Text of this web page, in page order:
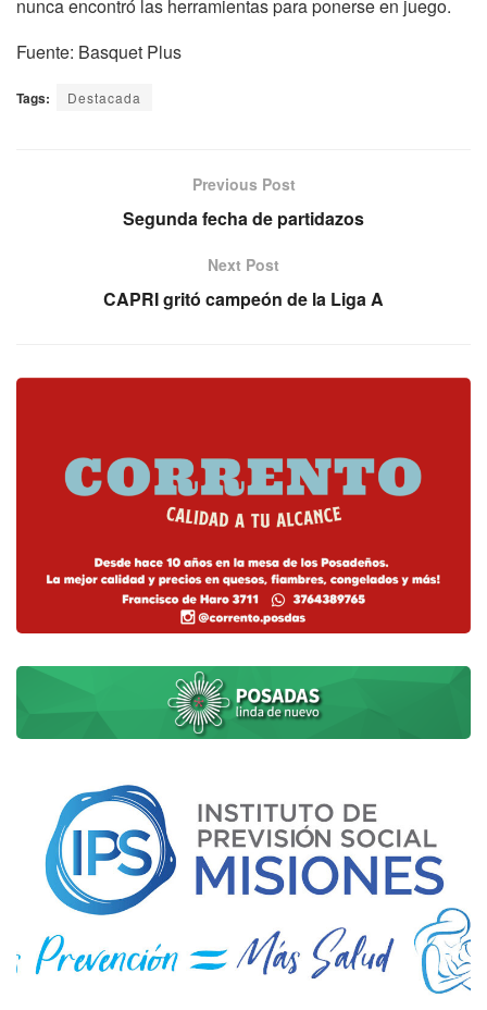
nunca encontró las herramientas para ponerse en juego.
Fuente: Basquet Plus
Tags: Destacada
Previous Post
Segunda fecha de partidazos
Next Post
CAPRI gritó campeón de la Liga A